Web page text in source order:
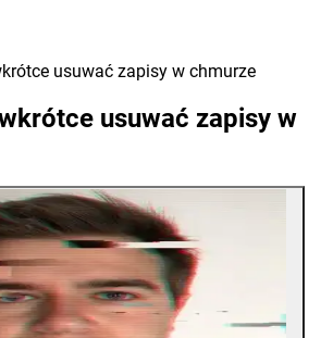
usuwać zapisy w chmurze
usuwać zapisy w